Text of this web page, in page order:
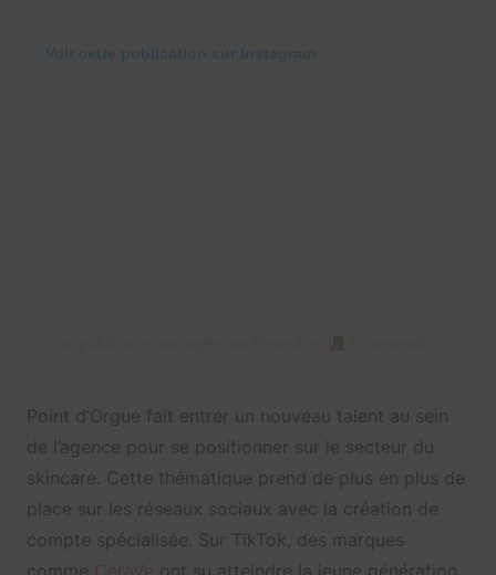
Point d’Orgue fait entrer un nouveau talent au sein
de l’agence pour se positionner sur le secteur du
skincare. Cette thématique prend de plus en plus de
place sur les réseaux sociaux avec la création de
compte spécialisée. Sur TikTok, des marques